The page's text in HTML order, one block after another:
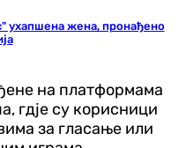
ухапшена жена, пронађено
на платформама
гдје су корисници
за гласање или